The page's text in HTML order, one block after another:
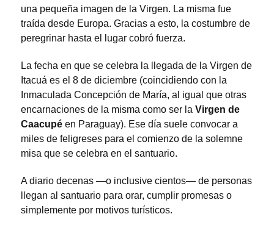
una pequeña imagen de la Virgen. La misma fue
traída desde Europa. Gracias a esto, la costumbre de
peregrinar hasta el lugar cobró fuerza.
La fecha en que se celebra la llegada de la Virgen de
Itacuá es el 8 de diciembre (coincidiendo con la
Inmaculada Concepción de María, al igual que otras
encarnaciones de la misma como ser la Virgen de
Caacupé en Paraguay). Ese día suele convocar a
miles de feligreses para el comienzo de la solemne
misa que se celebra en el santuario.
A diario decenas —o inclusive cientos— de personas
llegan al santuario para orar, cumplir promesas o
simplemente por motivos turísticos.